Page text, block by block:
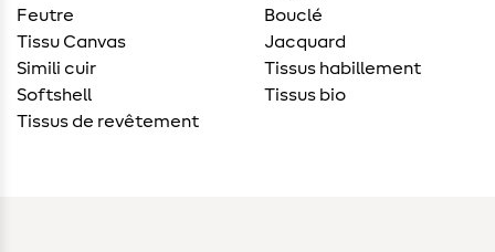
Feutre
Tissu Canvas
Simili cuir
Softshell
Tissus de revêtement
Bouclé
Jacquard
Tissus habillement
Tissus bio